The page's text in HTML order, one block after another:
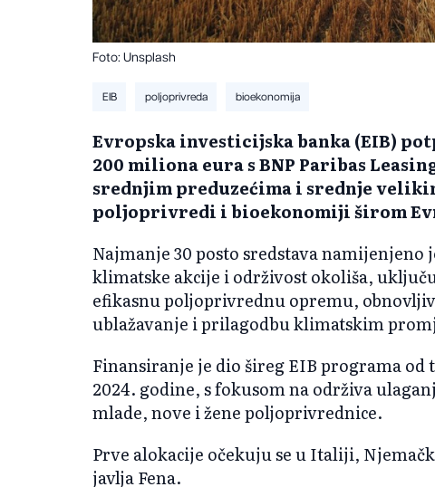
Foto: Unsplash
EIB poljoprivreda bioekonomija
Evropska investicijska banka (EIB)
200 miliona eura s BNP Paribas
srednjim preduzećima i srednje
poljoprivredi i bioekonomiji širom
Najmanje 30 posto sredstava
klimatske akcije i održivost okoliša,
efikasnu poljoprivrednu opremu,
ublažavanje i prilagodbu klimatskim
Finansiranje je dio šireg EIB programa
2024. godine, s fokusom na održiva
mlade, nove i žene poljoprivrednice.
Prve alokacije očekuju se u Italiji,
javlja Fena.